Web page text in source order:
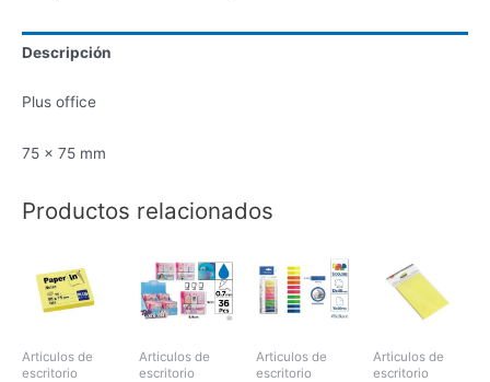
Descripción
Plus office
75 x 75 mm
Productos relacionados
Articulos de
escritorio
Articulos de
escritorio
Articulos de
escritorio
Articulos de
escritorio